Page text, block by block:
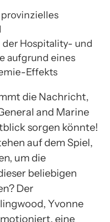
Hospitality- und
aufgrund eines
Effekts
die Nachricht,
and Marine
sorgen könnte!
auf dem Spiel,
um die
beliebigen
Der
Yvonne
eine